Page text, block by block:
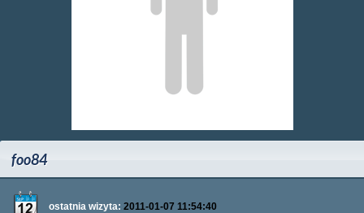
foo84
ostatnia wizyta: 2011-01-07 11:54:40